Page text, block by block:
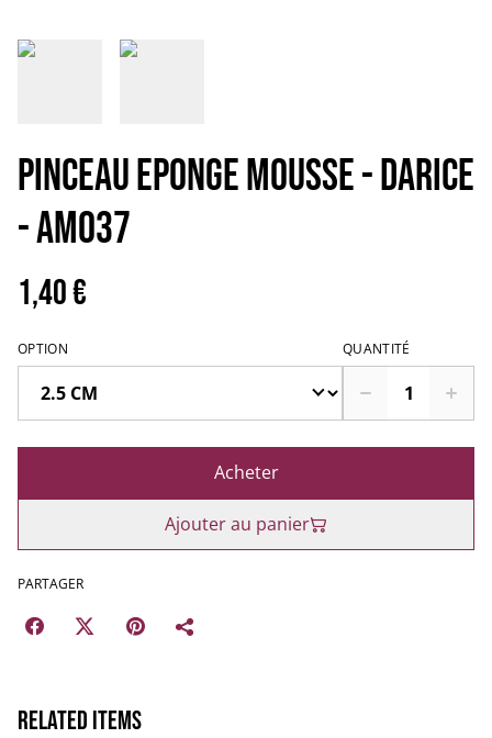
PINCEAU EPONGE MOUSSE - DARICE
- AM037
1,40 €
OPTION QUANTITÉ
Acheter
Ajouter au panier
PARTAGER
Related items